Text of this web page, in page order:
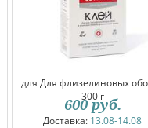
для Для флизелиновых
300 г
Доставка: 13.08-14.08
600 руб.